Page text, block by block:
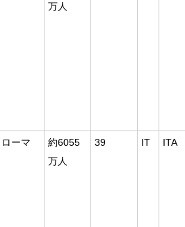
万人
ローマ
約6055
万人
39 IT ITA